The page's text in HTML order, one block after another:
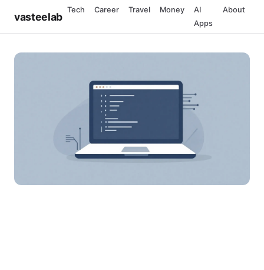
vasteelab
Tech Career Travel Money
AI
Apps
About